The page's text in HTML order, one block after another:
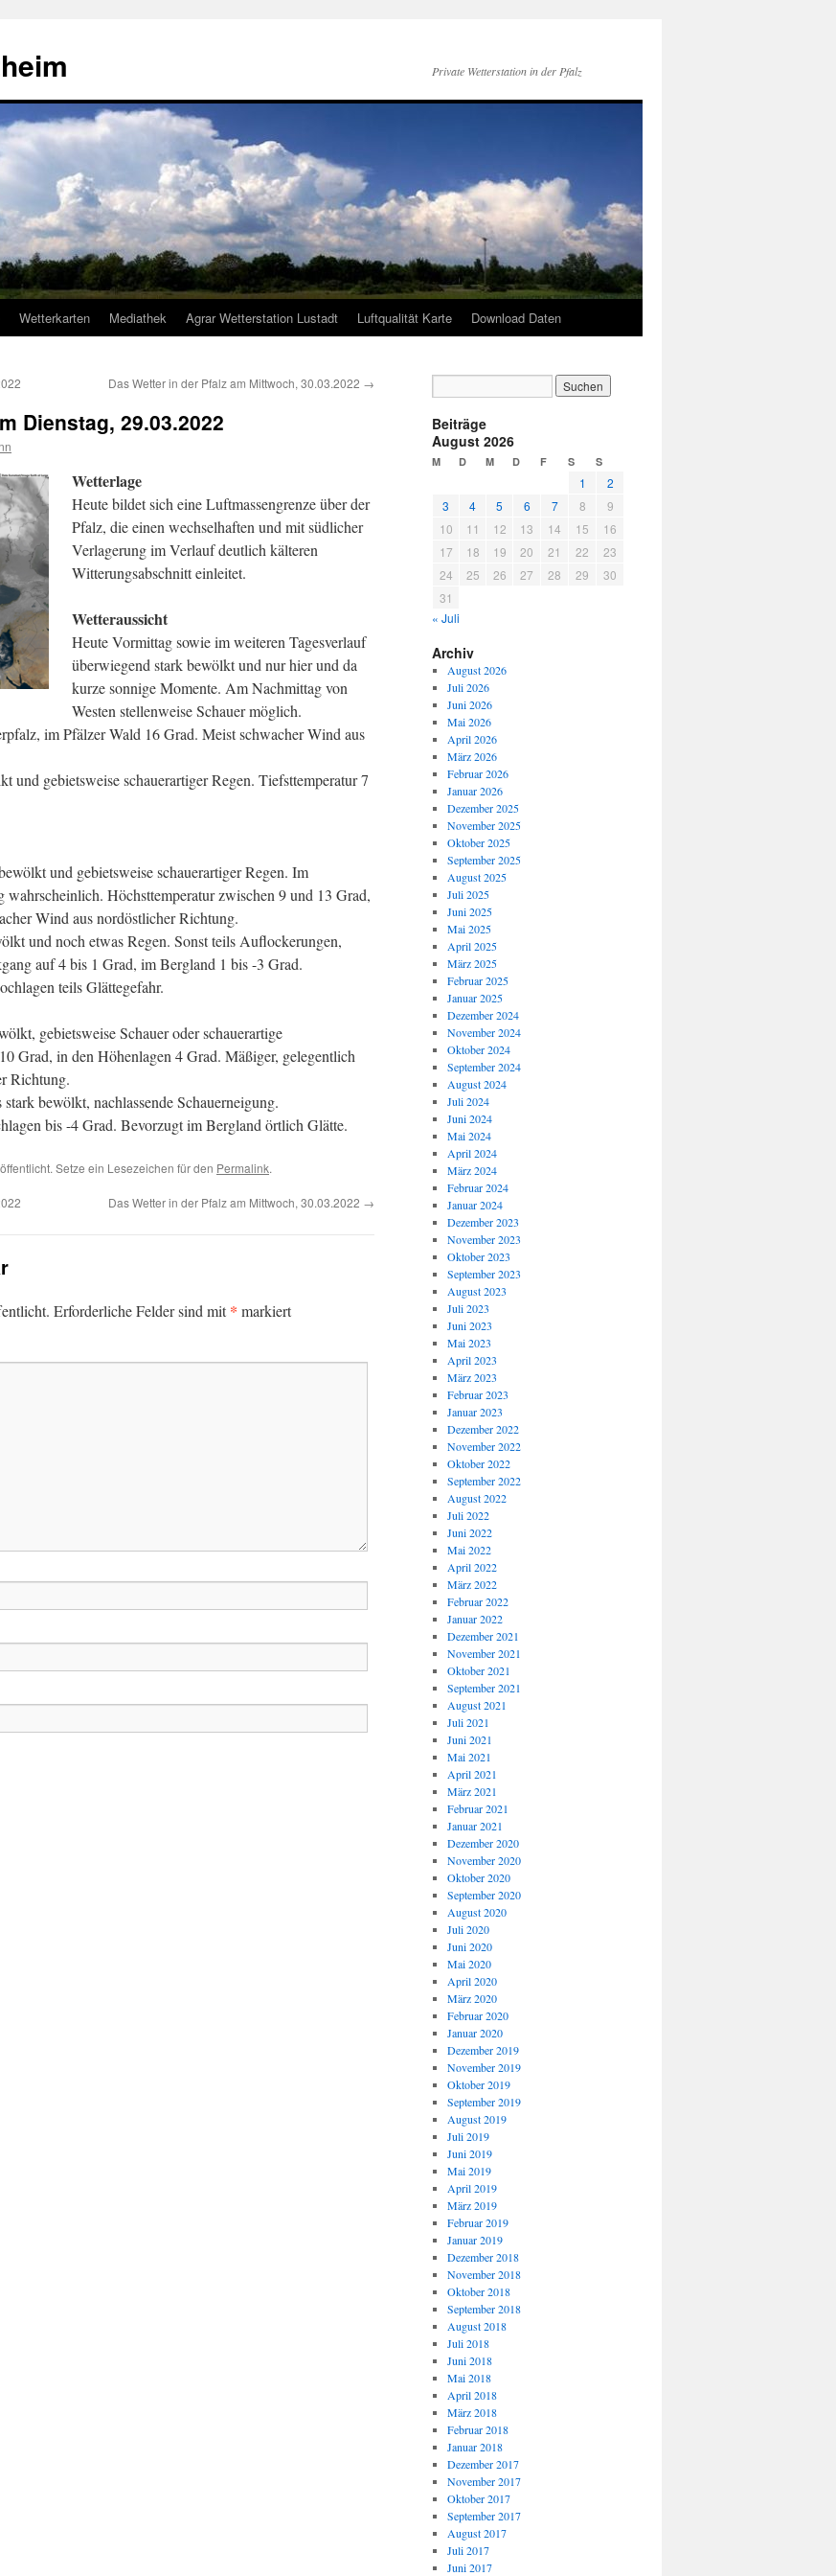
Private Wetterstation in der Pfalz
Wetterkarten Mediathek Agrar Wetterstation Lustadt Luftqualität Karte Download Daten
Das Wetter in der Pfalz am Mittwoch, 30.03.2022 →
Dienstag, 29.03.2022
Wetterlage
Heute bildet sich eine Luftmassengrenze über der
Pfalz, die einen wechselhaften und mit südlicher
Verlagerung im Verlauf deutlich kälteren
Witterungsabschnitt einleitet.
Wetteraussicht
Heute Vormittag sowie im weiteren Tagesverlauf
überwiegend stark bewölkt und nur hier und da
kurze sonnige Momente. Am Nachmittag von
Westen stellenweise Schauer möglich.
im Pfälzer Wald 16 Grad. Meist schwacher Wind aus
und gebietsweise schauerartiger Regen. Tiefsttemperatur 7
und gebietsweise schauerartiger Regen. Im
wahrscheinlich. Höchsttemperatur zwischen 9 und 13 Grad,
Wind aus nordöstlicher Richtung.
und noch etwas Regen. Sonst teils Auflockerungen,
auf 4 bis 1 Grad, im Bergland 1 bis -3 Grad.
teils Glättegefahr.
gebietsweise Schauer oder schauerartige
Grad, in den Höhenlagen 4 Grad. Mäßiger, gelegentlich
Richtung.
bewölkt, nachlassende Schauerneigung.
bis -4 Grad. Bevorzugt im Bergland örtlich Glätte.
Setze ein Lesezeichen für den Permalink.
Das Wetter in der Pfalz am Mittwoch, 30.03.2022 →
Erforderliche Felder sind mit* markiert
Beiträge
August 2026
M D M D F S S
1
2
3
4 5 6 7 8
9
10
11 12 13 14 15
16
17
18 19 20 21 22
23
24
25 26 27 28 29
30
31
« Juli
Archiv
August 2026
Juli 2026
Juni 2026
Mai 2026
April 2026
März 2026
Februar 2026
Januar 2026
Dezember 2025
November 2025
Oktober 2025
September 2025
August 2025
Juli 2025
Juni 2025
Mai 2025
April 2025
März 2025
Februar 2025
Januar 2025
Dezember 2024
November 2024
Oktober 2024
September 2024
August 2024
Juli 2024
Juni 2024
Mai 2024
April 2024
März 2024
Februar 2024
Januar 2024
Dezember 2023
November 2023
Oktober 2023
September 2023
August 2023
Juli 2023
Juni 2023
Mai 2023
April 2023
März 2023
Februar 2023
Januar 2023
Dezember 2022
November 2022
Oktober 2022
September 2022
August 2022
Juli 2022
Juni 2022
Mai 2022
April 2022
März 2022
Februar 2022
Januar 2022
Dezember 2021
November 2021
Oktober 2021
September 2021
August 2021
Juli 2021
Juni 2021
Mai 2021
April 2021
März 2021
Februar 2021
Januar 2021
Dezember 2020
November 2020
Oktober 2020
September 2020
August 2020
Juli 2020
Juni 2020
Mai 2020
April 2020
März 2020
Februar 2020
Januar 2020
Dezember 2019
November 2019
Oktober 2019
September 2019
August 2019
Juli 2019
Juni 2019
Mai 2019
April 2019
März 2019
Februar 2019
Januar 2019
Dezember 2018
November 2018
Oktober 2018
September 2018
August 2018
Juli 2018
Juni 2018
Mai 2018
April 2018
März 2018
Februar 2018
Januar 2018
Dezember 2017
November 2017
Oktober 2017
September 2017
August 2017
Juli 2017
Juni 2017